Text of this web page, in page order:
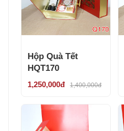
Hộp Quà Tết
HQT170
1,250,000đ 1,400,000đ